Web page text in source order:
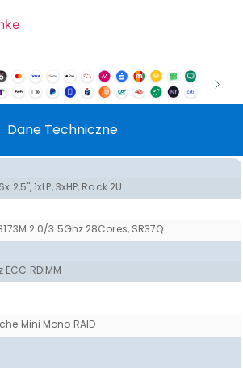
Dane Techniczne
2,5", 1xLP, 3xHP, Rack 2U
2.0/3.5Ghz 28Cores, SR37Q
RDIMM
Mini Mono RAID